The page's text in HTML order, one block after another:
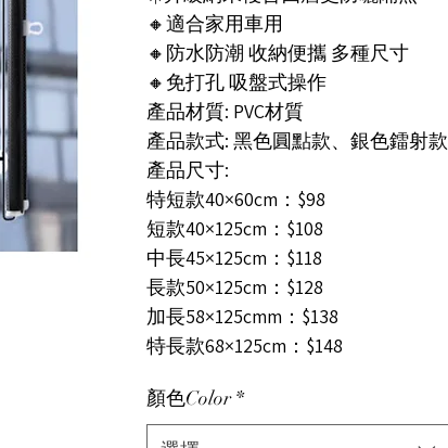
🔸適合家用車用
🔸防水防潮 收納便攜 多種尺寸
🔸免打孔 吸盤式操作
產品材質: PVC材質
產品款式: 黑色圓點款、銀色鐳射款
產品尺寸:
特短款40×60cm：$98
短款40×125cm：$108
中長45×125cm：$118
長款50×125cm：$128
加長58×125cmm：$138
特長款68×125cm：$148
顏色Color *